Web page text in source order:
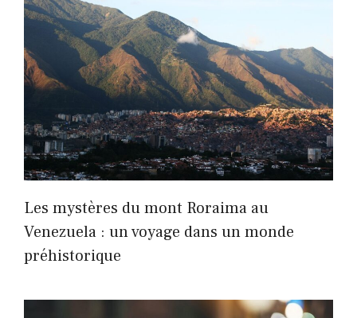
Les mystères du mont Roraima au
Venezuela : un voyage dans un monde
préhistorique